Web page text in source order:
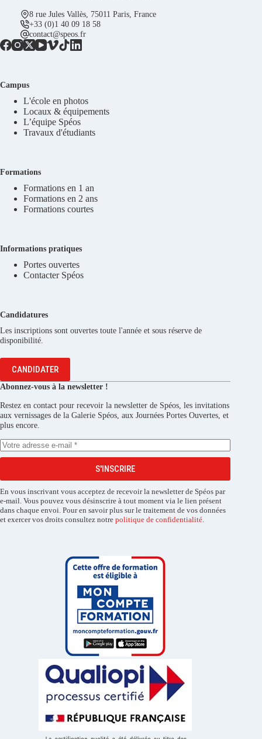
8 rue Jules Vallès, 75011 Paris, France
+33 (0)1 40 09 18 58
contact@speos.fr
Campus
L'école en photos
Locaux & équipements
L’équipe Spéos
Travaux d'étudiants
Formations
Formations en 1 an
Formations en 2 ans
Formations courtes
Informations pratiques
Portes ouvertes
Contacter Spéos
Candidatures
Les inscriptions sont ouvertes toute l'année et sous réserve de
disponibilité.
CANDIDATER
Abonnez-vous à la newsletter !
Restez en contact pour recevoir la newsletter de Spéos, les invitations
aux vernissages de la Galerie Spéos, aux Journées Portes Ouvertes, et
plus encore.
S'INSCRIRE
En vous inscrivant vous acceptez de recevoir la newsletter de Spéos par
e-mail. Vous pouvez vous désinscrire à tout moment via le lien présent
dans chaque envoi. Pour en savoir plus sur le traitement de vos données
et exercer vos droits consultez notre politique de confidentialité.